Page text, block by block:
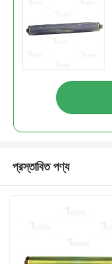
এইচপি টোনার চিপ
প্রস্তাবিত পণ্য